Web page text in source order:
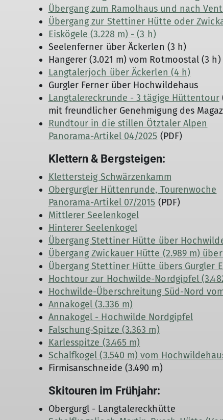
Übergang zum Ramolhaus und nach
Übergang zur Stettiner Hütte oder
Eiskögele (3.228 m) - (3 h)
Seelenferner über Äckerlen (3 h)
Hangerer (3.021 m) vom Rotmoostal (3 h)
Langtalerjoch über Äckerlen (4 h)
Gurgler Ferner über Hochwildehaus
Langtalereckrunde - 3 tägige Hüttentour
mit freundlicher Genehmigung des
Rundtour in die stillen Ötztaler Alpen
Panorama-Artikel 04/2025 (PDF)
Klettern & Bergsteigen:
Klettersteig Schwärzenkamm
Obergurgler Hüttenrunde, Tourenwoche
Panorama-Artikel 07/2015 (PDF)
Mittlerer Seelenkogel
Hinterer Seelenkogel
Übergang Stettiner Hütte über
Übergang Zwickauer Hütte (2.989 m)
Übergang Stettiner Hütte übers Gurgler
Hochtour zur Hochwilde-Nordgipfel
Hochwilde-Überschreitung Süd-Nord
Annakogel (3.336 m)
Annakogel - Hochwilde Nordgipfel
Falschung-Spitze (3.363 m)
Karlesspitze (3.465 m)
Schalfkogel (3.540 m) vom
Firmisanschneide (3.490 m)
Skitouren im Frühjahr:
Obergurgl - Langtalereckhütte